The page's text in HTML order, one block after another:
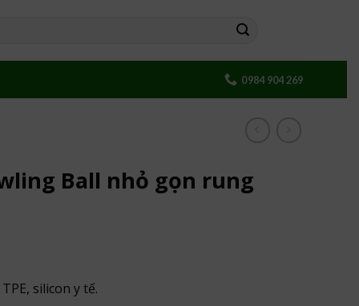
0984 904 269
Ball nhỏ gọn rung
silicon y tế.